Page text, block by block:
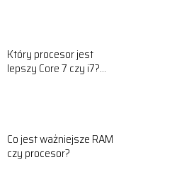
Który procesor jest
lepszy Core 7 czy i7?
Co jest ważniejsze RAM
czy procesor?